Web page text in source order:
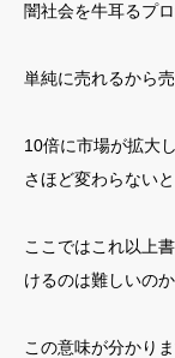
闇社会を牛耳るプ
単純に売れるから売
10倍に市場が拡大
さほど変わらない
ここではこれ以上
けるのは難しいの
この意味が分かり